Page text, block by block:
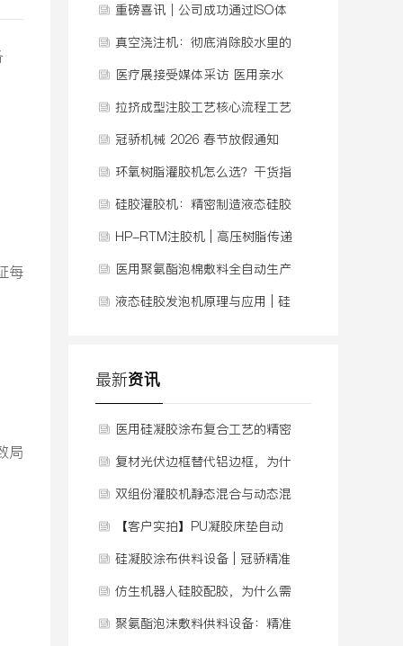
每
局
重磅喜讯｜公司成功通过ISO体
系认证，质量管理迈入新阶段
真空浇注机：彻底消除胶水里的
气泡
医疗展接受媒体采访 医用亲水
聚氨酯泡棉敷料发泡机
拉挤成型注胶工艺核心流程工艺
视频
冠骄机械 2026 春节放假通知
环氧树脂灌胶机怎么选？干货指
南避坑，看完就懂！
硅胶灌胶机：精密制造液态硅胶
实体娃娃的核心设备
HP-RTM注胶机 | 高压树脂传递
模塑解决方案
医用聚氨酯泡棉敷料全自动生产
线 | 连续供料发泡+涂布复合
液态硅胶发泡机原理与应用 | 硅
最新资讯
医用硅凝胶涂布复合工艺的精密
供料技术
复材光伏边框替代铝边框，为什
么越来越多人选择它
双组份灌胶机静态混合与动态混
合的区别
【客户实拍】PU凝胶床垫自动
灌胶，如何用自动化根治“厚薄
病”？
硅凝胶涂布供料设备 | 冠骄精准
配比连续供料系统
仿生机器人硅胶配胶，为什么需
要一套专门的供料系统？
聚氨酯泡沫敷料供料设备：精准